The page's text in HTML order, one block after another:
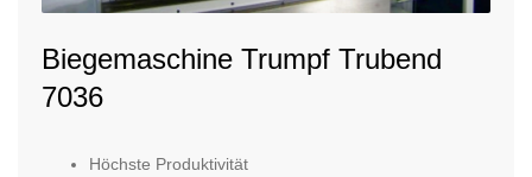
Biegemaschine Trumpf Trubend
7036
Höchste Produktivität